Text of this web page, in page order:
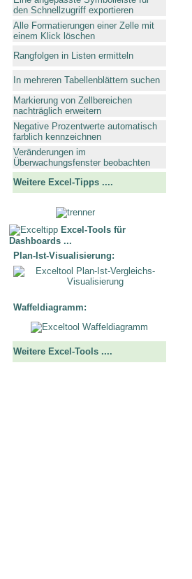
den Schnellzugriff exportieren
Alle Formatierungen einer Zelle mit
einem Klick löschen
Rangfolgen in Listen ermitteln
In mehreren Tabellenblättern suchen
Markierung von Zellbereichen
nachträglich erweitern
Negative Prozentwerte automatisch
farblich kennzeichnen
Veränderungen im
Überwachungsfenster beobachten
Weitere Excel-Tipps ....
Excel-Tools für
Dashboards ...
Plan-Ist-Visualisierung:
Waffeldiagramm:
Weitere Excel-Tools ....